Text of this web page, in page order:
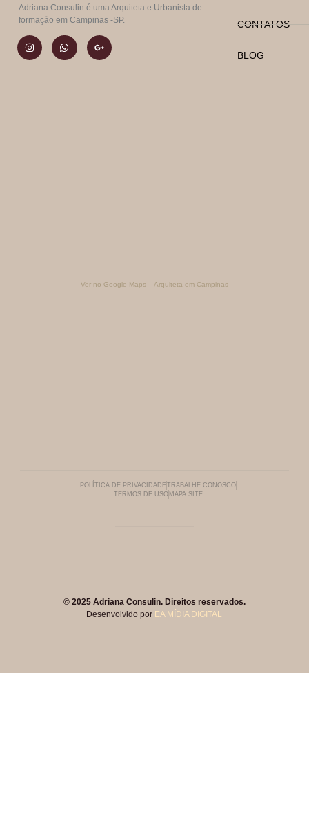
Adriana Consulin é uma Arquiteta e Urbanista de
formação em Campinas -SP.
CONTATOS
BLOG
Ver no Google Maps – Arquiteta em Campinas
POLÍTICA DE PRIVACIDADE TRABALHE CONOSCO
TERMOS DE USO MAPA SITE
© 2025 Adriana Consulin. Direitos reservados.
Desenvolvido por EA MÍDIA DIGITAL